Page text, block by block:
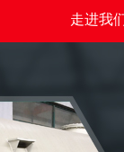
走进我